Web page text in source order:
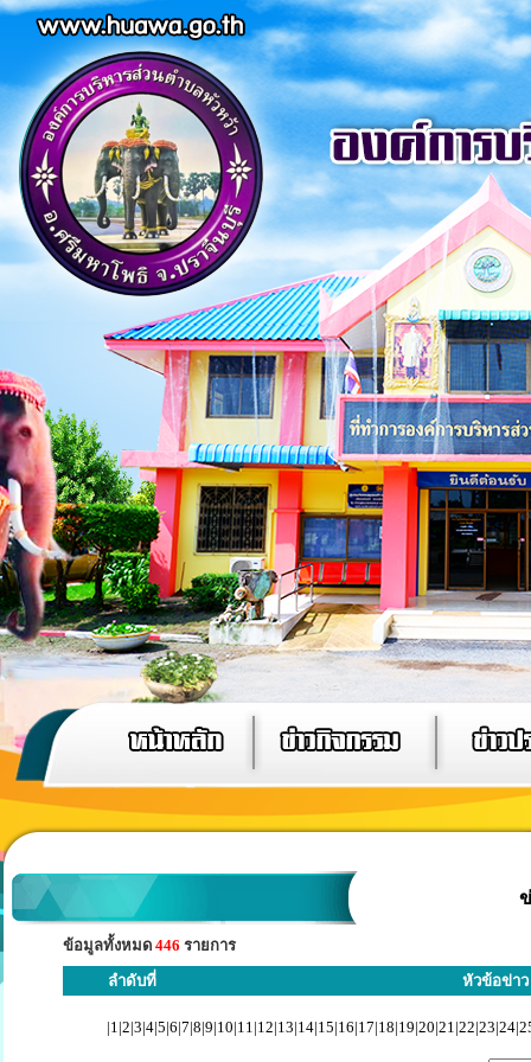
ข้อมูลทั้งหมด 446 รายการ
ลำดับที่
หัวข้อข่าว
|1|2|3|4|5|6|7|8|9|10|11|12|13|14|15|16|17|18|19|20|21|22|23|24|